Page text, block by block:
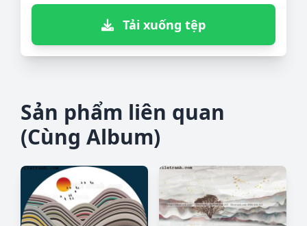
Tải xuống tệp
Sản phẩm liên quan
(Cùng Album)